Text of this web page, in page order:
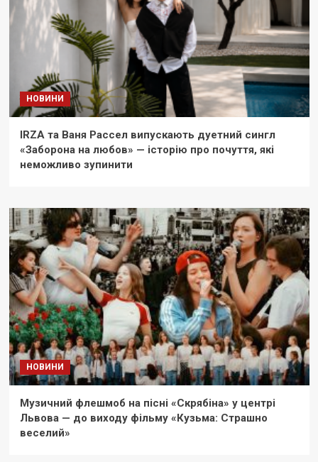
НОВИНИ
IRZA та Ваня Рассел випускають дуетний сингл
«Заборона на любов» — історію про почуття, які
неможливо зупинити
НОВИНИ
Музичний флешмоб на пісні «Скрябіна» у центрі
Львова — до виходу фільму «Кузьма: Страшно
веселий»